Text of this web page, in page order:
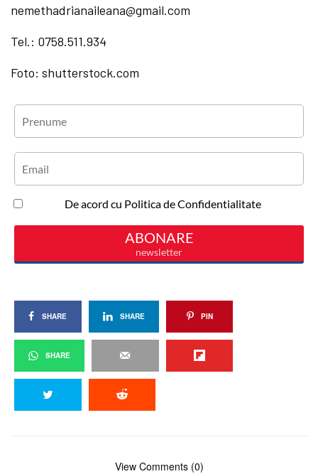
nemethadrianaileana@gmail.com
Tel.: 0758.511.934
Foto: shutterstock.com
SHARE SHARE PIN
SHARE
View Comments (0)